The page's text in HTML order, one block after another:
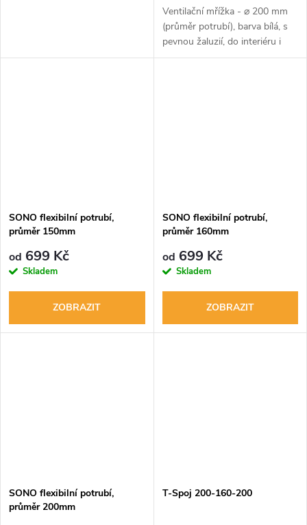
Ventilační mřížka - ⌀ 200 mm
(průměr potrubí), barva bílá, s
pevnou žaluzií, do interiéru i
exteriéru, síťka proti ptactvu /
SONO flexibilní potrubí,
průměr 150mm
od 699 Kč
Skladem
ZOBRAZIT
SONO flexibilní potrubí,
průměr 160mm
od 699 Kč
Skladem
ZOBRAZIT
SONO flexibilní potrubí,
průměr 200mm
T-Spoj 200-160-200